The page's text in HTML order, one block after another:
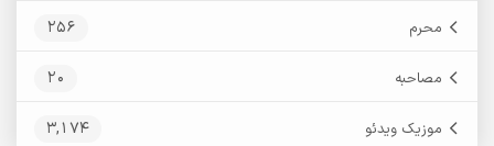
محرم 256
مصاحبه 20
موزیک ویدئو 3,174